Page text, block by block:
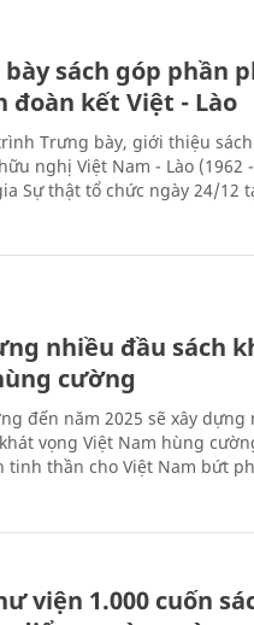
sách góp phần
đoàn kết Việt - Lào
Trưng bày, giới thiệu
nghị Việt Nam - Lào (1962
Sự thật tổ chức ngày 24/12
nhiều đầu sách
cường
đến năm 2025 sẽ xây
vọng Việt Nam hùng
tinh thần cho Việt Nam bứt
viện 1.000 cuốn